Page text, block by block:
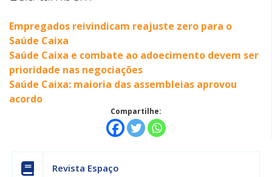
Empregados reivindicam reajuste zero para o
Saúde Caixa
Saúde Caixa e combate ao adoecimento devem ser
prioridade nas negociações
Saúde Caixa: maioria das assembleias aprovou
acordo
Compartilhe:
Revista Espaço